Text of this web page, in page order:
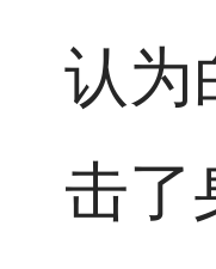
认为
击了